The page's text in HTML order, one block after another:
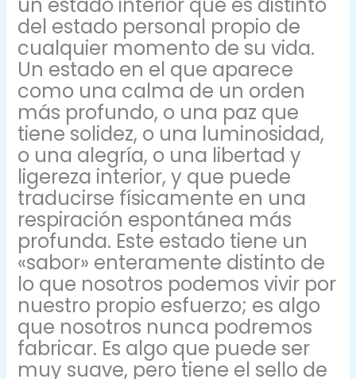
del estado personal propio de
cualquier momento de su vida.
Un estado en el que aparece
como una calma de un orden
más profundo, o una paz que
tiene solidez, o una luminosidad,
o una alegría, o una libertad y
ligereza interior, y que puede
traducirse físicamente en una
respiración espontánea más
profunda. Este estado tiene un
«sabor» enteramente distinto de
lo que nosotros podemos vivir por
nuestro propio esfuerzo; es algo
que nosotros nunca podremos
fabricar. Es algo que puede ser
muy suave, pero tiene el sello de